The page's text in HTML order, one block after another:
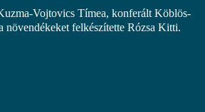
Vojtovics Tímea, konferált Köblös-
növendékeket felkészítette Rózsa Kitti.